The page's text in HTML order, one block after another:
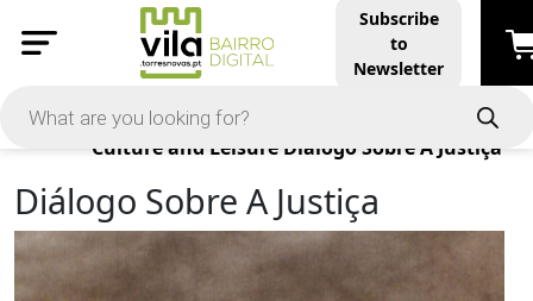
Subscribe
to
Newsletter
Products
Culture and Leisure Diálogo Sobre A Justiça
Diálogo Sobre A Justiça